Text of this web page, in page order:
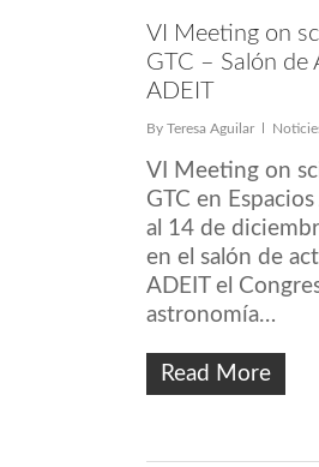
VI Meeting on
GTC – Salón de
ADEIT
By Teresa Aguilar
VI Meeting on
GTC en
al 14 de
en el salón de
ADEIT el
astronomía…
Read More